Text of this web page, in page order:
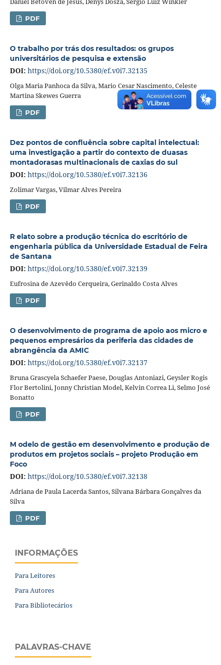
PDF
O trabalho por trás dos resultados: os grupos
universitários de pesquisa e extensão
DOI: https://doi.org/10.5380/ef.v0i7.32135
Olga Maria Panhoca da Silva, Mario Cesar Nascimento, Celeste
Martina Skewes Guerra
PDF
Dez pontos de confluência sobre capital intelectual:
uma investigação a partir do contexto de duasas
montadorasas multinacionais de caxias do sul
DOI: https://doi.org/10.5380/ef.v0i7.32136
Zolimar Vargas, Vilmar Alves Pereira
PDF
R elato sobre a produção técnica do escritório de
engenharia pública da Universidade Estadual de Feira
de Santana
DOI: https://doi.org/10.5380/ef.v0i7.32139
Eufrosina de Azevêdo Cerqueira, Gerinaldo Costa Alves
PDF
O desenvolvimento de programa de apoio aos micro e
pequenos empresários da periferia das cidades de
abrangência da AMIC
DOI: https://doi.org/10.5380/ef.v0i7.32137
Bruna Grascyela Schaefer Paese, Douglas Antoniazi, Geysler Rogis
Flor Bertolini, Jonny Christian Model, Kelvin Correa Li, Selmo José
Bonatto
PDF
M odelo de gestão em desenvolvimento e produção de
produtos em projetos sociais – projeto Produção em
Foco
DOI: https://doi.org/10.5380/ef.v0i7.32138
Adriana de Paula Lacerda Santos, Silvana Bárbara Gonçalves da
Silva
PDF
INFORMAÇÕES
Para Leitores
Para Autores
Para Bibliotecários
PALAVRAS-CHAVE